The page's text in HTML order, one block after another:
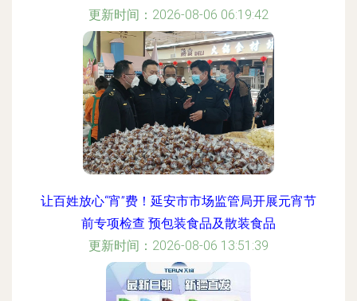
更新时间：2026-08-06 06:19:42
让百姓放心“宵”费！延安市市场监管局开展元宵节
前专项检查 预包装食品及散装食品
更新时间：2026-08-06 13:51:39